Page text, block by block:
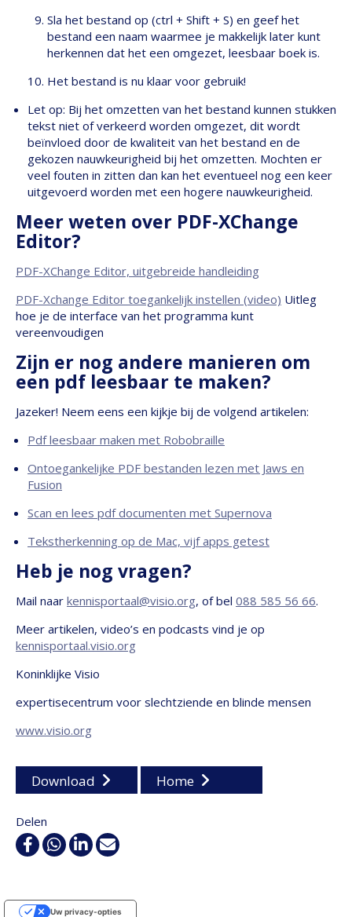
Sla het bestand op (ctrl + Shift + S) en geef het
bestand een naam waarmee je makkelijk later kunt
herkennen dat het een omgezet, leesbaar boek is.
Het bestand is nu klaar voor gebruik!
Let op: Bij het omzetten van het bestand kunnen stukken
tekst niet of verkeerd worden omgezet, dit wordt
beïnvloed door de kwaliteit van het bestand en de
gekozen nauwkeurigheid bij het omzetten. Mochten er
veel fouten in zitten dan kan het eventueel nog een keer
uitgevoerd worden met een hogere nauwkeurigheid.
Meer weten over PDF-XChange
Editor?
PDF-XChange Editor, uitgebreide handleiding
PDF-Xchange Editor toegankelijk instellen (video) Uitleg
hoe je de interface van het programma kunt
vereenvoudigen
Zijn er nog andere manieren om
een pdf leesbaar te maken?
Jazeker! Neem eens een kijkje bij de volgend artikelen:
Pdf leesbaar maken met Robobraille
Ontoegankelijke PDF bestanden lezen met Jaws en
Fusion
Scan en lees pdf documenten met Supernova
Tekstherkenning op de Mac, vijf apps getest
Heb je nog vragen?
Mail naar kennisportaal@visio.org, of bel 088 585 56 66.
Meer artikelen, video’s en podcasts vind je op
kennisportaal.visio.org
Koninklijke Visio
expertisecentrum voor slechtziende en blinde mensen
www.visio.org
Download Home
Delen
FacebookWhatsApp
Linkedin
E-
Uw privacy-opties